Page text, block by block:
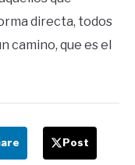
directa, todos
camino, que es el
Post